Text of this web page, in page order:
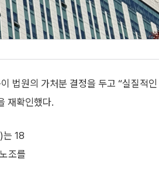
법원의 가처분 결정을 두고 “실질적인
재확인했다.
는 18
조를